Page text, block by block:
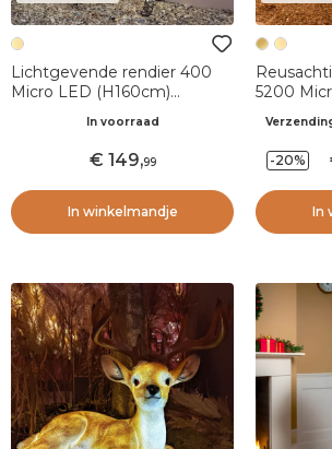
Lichtgevende rendier 400
Micro LED (H160cm)
In voorraad
149,99
In winkelmandje
5200
-20%
In